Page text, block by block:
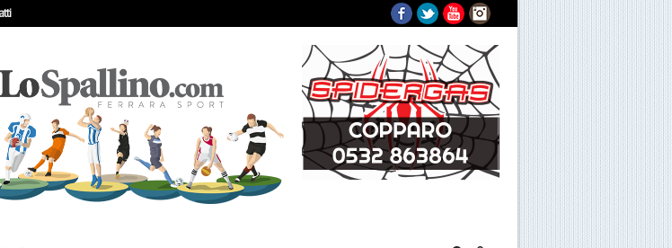
Facebook
TwitterYouTubeInstagram